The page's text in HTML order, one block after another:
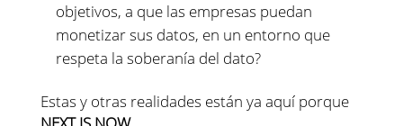
objetivos, a que las empresas puedan
monetizar sus datos, en un entorno que
respeta la soberanía del dato?
Estas y otras realidades están ya aquí porque